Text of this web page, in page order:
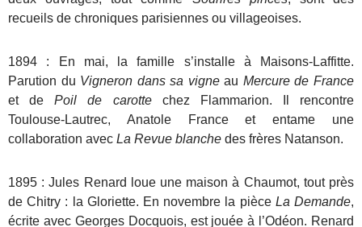
recueils de chroniques parisiennes ou villageoises.
1894 : En mai, la famille s’installe à Maisons-Laffitte.
Parution du Vigneron dans sa vigneau Mercure de France
et dePoil de carottechez Flammarion. Il rencontre
Toulouse-Lautrec, Anatole France et entame une
collaboration avec La Revue blanche des frères Natanson.
1895 : Jules Renard loue une maison à Chaumot, tout près
de Chitry : la Gloriette. En novembre la pièce La Demande,
écrite avec Georges Docquois, est jouée à l’Odéon. Renard